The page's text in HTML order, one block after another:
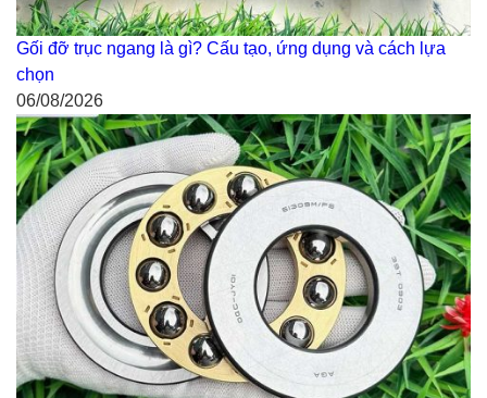
Gối đỡ trục ngang là gì? Cấu tạo, ứng dụng và cách lựa
chọn
06/08/2026